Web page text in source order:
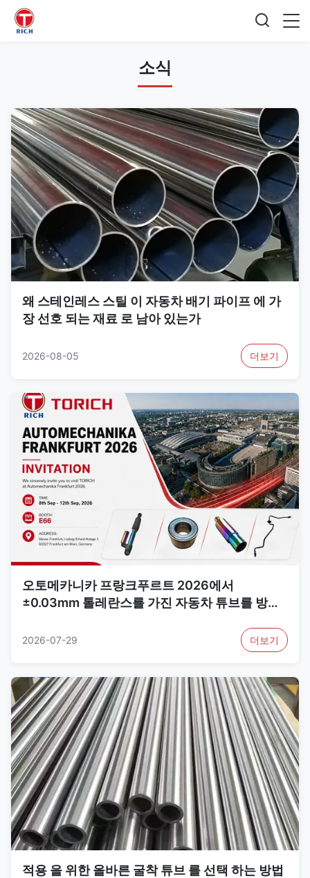
소식
왜 스테인레스 스틸 이 자동차 배기 파이프 에 가
장 선호 되는 재료 로 남아 있는가
2026-08-05 더보기
오토메카니카 프랑크푸르트 2026에서
±0.03mm 톨레란스를 가진 자동차 튜브를 방문
2026-07-29 더보기
적용 을 위한 올바른 굴착 튜브 를 선택 하는 방법